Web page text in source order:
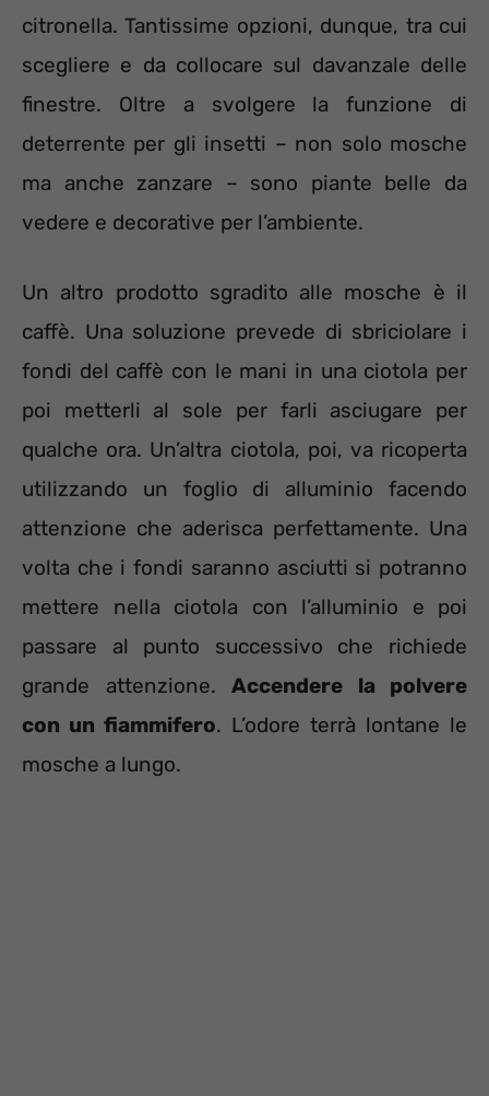
citronella. Tantissime opzioni, dunque, tra cui
scegliere e da collocare sul davanzale delle
finestre. Oltre a svolgere la funzione di
deterrente per gli insetti – non solo mosche
ma anche zanzare – sono piante belle da
vedere e decorative per l’ambiente.
Un altro prodotto sgradito alle mosche è il
caffè. Una soluzione prevede di sbriciolare i
fondi del caffè con le mani in una ciotola per
poi metterli al sole per farli asciugare per
qualche ora. Un’altra ciotola, poi, va ricoperta
utilizzando un foglio di alluminio facendo
attenzione che aderisca perfettamente. Una
volta che i fondi saranno asciutti si potranno
mettere nella ciotola con l’alluminio e poi
passare al punto successivo che richiede
grande attenzione. Accendere la polvere
con un fiammifero. L’odore terrà lontane le
mosche a lungo.